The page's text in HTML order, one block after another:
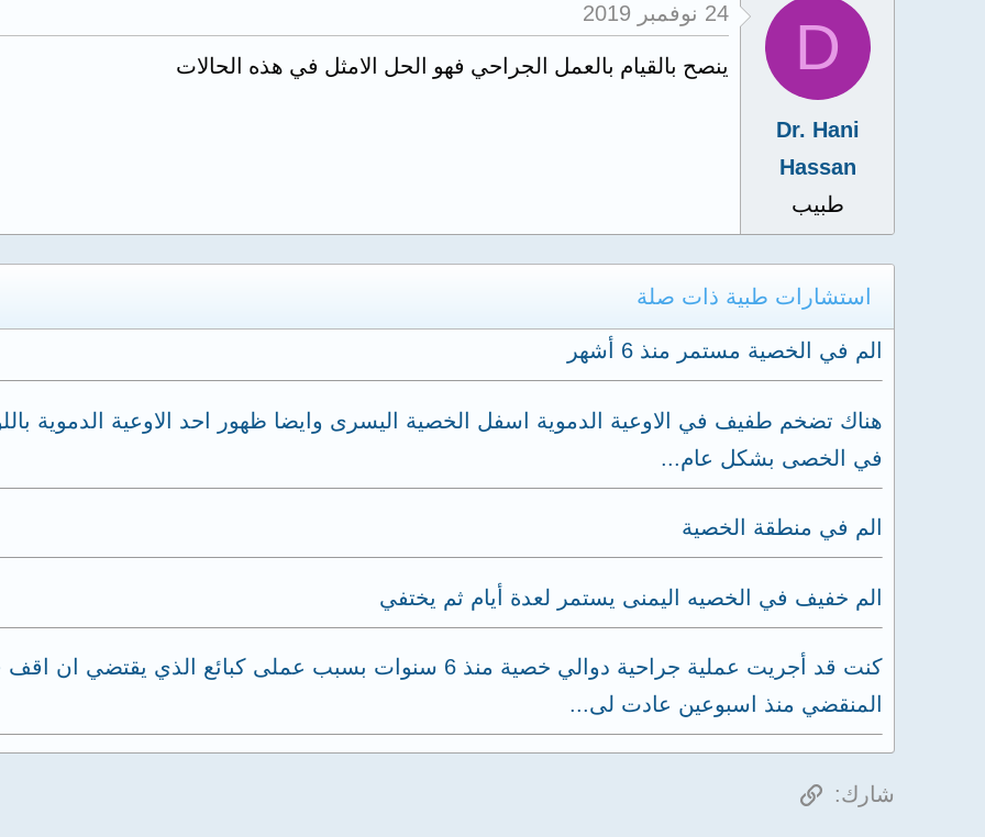
D
Dr. Hani
Hassan
طبيب
24 نوفمبر 2019
ينصح بالقيام بالعمل الجراحي فهو الحل الامثل في هذه الحالات
استشارات طبية ذات صلة
الم في الخصية مستمر منذ 6 أشهر
هناك تضخم طفيف في الاوعية الدموية اسفل الخصية اليسرى وايضا ظهور احد الاوعية الدموية
في الخصى بشكل عام...
الم في منطقة الخصية
الم خفيف في الخصيه اليمنى يستمر لعدة أيام ثم يختفي
المنقضي منذ اسبوعين عادت لى...
شارك: الرابط